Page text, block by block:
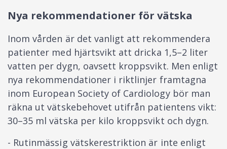
Nya rekommendationer för vätska
Inom vården är det vanligt att rekommendera
patienter med hjärtsvikt att dricka 1,5–2 liter
vatten per dygn, oavsett kroppsvikt. Men enligt
nya rekommendationer i riktlinjer framtagna
inom European Society of Cardiology bör man
räkna ut vätskebehovet utifrån patientens vikt:
30–35 ml vätska per kilo kroppsvikt och dygn.
- Rutinmässig vätskerestriktion är inte enligt